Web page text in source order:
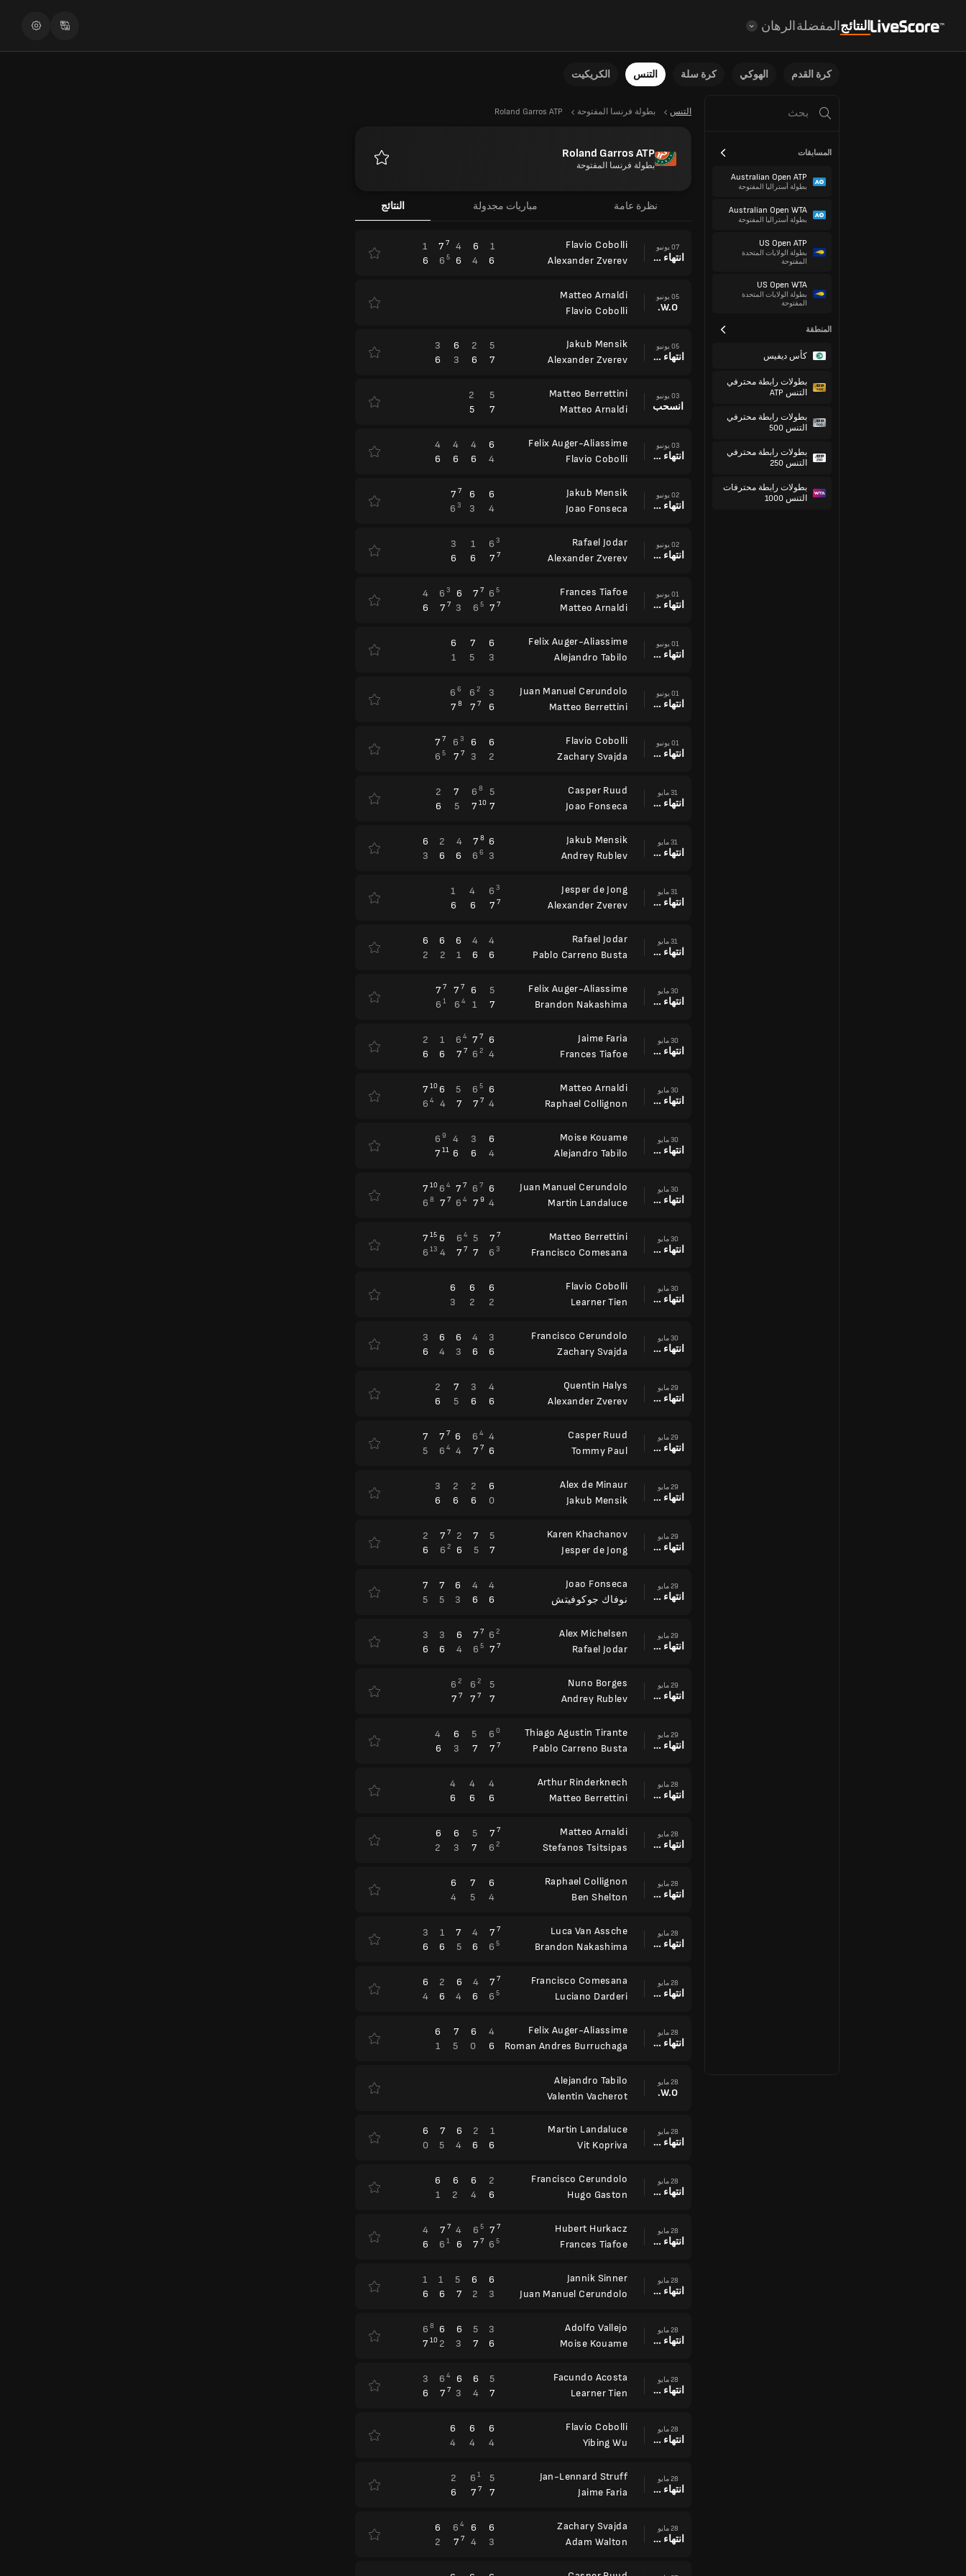
النتائجالمفضلةالرهان
كرة القدم الهوكي كرة سلة التنس الكريكيت
المسابقات
Australian Open ATP
بطولة أستراليا المفتوحة
Australian Open WTA
بطولة أستراليا المفتوحة
US Open ATP
بطولة الولايات المتحدة
المفتوحة
US Open WTA
بطولة الولايات المتحدة
المفتوحة
المنطقة
كأس ديفيس
بطولات رابطة محترفي
التنس ATP
بطولات رابطة محترفي
التنس 500
بطولات رابطة محترفي
التنس 250
بطولات رابطة محترفات
التنس 1000
التنس بطولة فرنسا المفتوحة Roland Garros ATP
Roland Garros ATP
بطولة فرنسا المفتوحة
نظرة عامة مباريات مجدولة النتائج
07 يونيو
انتهاء وقت المباراة
Flavio Cobolli
Alexander Zverev
1
6
4
7 7
1
6
4
6
6 5
6
05 يونيو
W.O.
Matteo Arnaldi
Flavio Cobolli
05 يونيو
انتهاء وقت المباراة
Jakub Mensik
Alexander Zverev
5
2
6
3
7
6
3
6
03 يونيو
انسحب
Matteo Berrettini
Matteo Arnaldi
5
2
7
5
03 يونيو
انتهاء وقت المباراة
Felix Auger-Aliassime
Flavio Cobolli
6
4
4
4
4
6
6
6
02 يونيو
انتهاء وقت المباراة
Jakub Mensik
Joao Fonseca
6
6
7 7
4
3
6 3
02 يونيو
انتهاء وقت المباراة
Rafael Jodar
Alexander Zverev
6 3
1
3
7 7
6
6
01 يونيو
انتهاء وقت المباراة
Frances Tiafoe
Matteo Arnaldi
6 5
7 7
6
6 3
4
7 7
6 5
3
7 7
6
01 يونيو
انتهاء وقت المباراة
Felix Auger-Aliassime
Alejandro Tabilo
6
7
6
3
5
1
01 يونيو
انتهاء وقت المباراة
Juan Manuel Cerundolo
Matteo Berrettini
3
6 2
6 6
6
7 7
7 8
01 يونيو
انتهاء وقت المباراة
Flavio Cobolli
Zachary Svajda
6
6
6 3
7 7
2
3
7 7
6 5
31 مايو
انتهاء وقت المباراة
Casper Ruud
Joao Fonseca
5
6 8
7
2
7
7 10
5
6
31 مايو
انتهاء وقت المباراة
Jakub Mensik
Andrey Rublev
6
7 8
4
2
6
3
6 6
6
6
3
31 مايو
انتهاء وقت المباراة
Jesper de Jong
Alexander Zverev
6 3
4
1
7 7
6
6
31 مايو
انتهاء وقت المباراة
Rafael Jodar
Pablo Carreno Busta
4
4
6
6
6
6
6
1
2
2
30 مايو
انتهاء وقت المباراة
Felix Auger-Aliassime
Brandon Nakashima
5
6
7 7
7 7
7
1
6 4
6 1
30 مايو
انتهاء وقت المباراة
Jaime Faria
Frances Tiafoe
6
7 7
6 4
1
2
4
6 2
7 7
6
6
30 مايو
انتهاء وقت المباراة
Matteo Arnaldi
Raphael Collignon
6
6 5
5
6
7 10
4
7 7
7
4
6 4
30 مايو
انتهاء وقت المباراة
Moise Kouame
Alejandro Tabilo
6
3
4
6 9
4
6
6
7 11
30 مايو
انتهاء وقت المباراة
Juan Manuel Cerundolo
Martin Landaluce
6
6 7
7 7
6 4
7 10
4
7 9
6 4
7 7
6 8
30 مايو
انتهاء وقت المباراة
Matteo Berrettini
Francisco Comesana
7 7
5
6 4
6
7 15
6 3
7
7 7
4
6 13
30 مايو
انتهاء وقت المباراة
Flavio Cobolli
Learner Tien
6
6
6
2
2
3
30 مايو
انتهاء وقت المباراة
Francisco Cerundolo
Zachary Svajda
3
4
6
6
3
6
6
3
4
6
29 مايو
انتهاء وقت المباراة
Quentin Halys
Alexander Zverev
4
3
7
2
6
6
5
6
29 مايو
انتهاء وقت المباراة
Casper Ruud
Tommy Paul
4
6 4
6
7 7
7
6
7 7
4
6 4
5
29 مايو
انتهاء وقت المباراة
Alex de Minaur
Jakub Mensik
6
2
2
3
0
6
6
6
29 مايو
انتهاء وقت المباراة
Karen Khachanov
Jesper de Jong
5
7
2
7 7
2
7
5
6
6 2
6
29 مايو
انتهاء وقت المباراة
Joao Fonseca
نوفاك جوكوفيتش
4
4
6
7
7
6
6
3
5
5
29 مايو
انتهاء وقت المباراة
Alex Michelsen
Rafael Jodar
6 2
7 7
6
3
3
7 7
6 5
4
6
6
29 مايو
انتهاء وقت المباراة
Nuno Borges
Andrey Rublev
5
6 2
6 2
7
7 7
7 7
29 مايو
انتهاء وقت المباراة
Thiago Agustin Tirante
Pablo Carreno Busta
6 0
5
6
4
7 7
7
3
6
28 مايو
انتهاء وقت المباراة
Arthur Rinderknech
Matteo Berrettini
4
4
4
6
6
6
28 مايو
انتهاء وقت المباراة
Matteo Arnaldi
Stefanos Tsitsipas
7 7
5
6
6
6 2
7
3
2
28 مايو
انتهاء وقت المباراة
Raphael Collignon
Ben Shelton
6
7
6
4
5
4
28 مايو
انتهاء وقت المباراة
Luca Van Assche
Brandon Nakashima
7 7
4
7
1
3
6 5
6
5
6
6
28 مايو
انتهاء وقت المباراة
Francisco Comesana
Luciano Darderi
7 7
4
6
2
6
6 5
6
4
6
4
28 مايو
انتهاء وقت المباراة
Felix Auger-Aliassime
Roman Andres Burruchaga
4
6
7
6
6
0
5
1
28 مايو
W.O.
Alejandro Tabilo
Valentin Vacherot
28 مايو
انتهاء وقت المباراة
Martin Landaluce
Vit Kopriva
1
2
6
7
6
6
6
4
5
0
28 مايو
انتهاء وقت المباراة
Francisco Cerundolo
Hugo Gaston
2
6
6
6
6
4
2
1
28 مايو
انتهاء وقت المباراة
Hubert Hurkacz
Frances Tiafoe
7 7
6 5
4
7 7
4
6 5
7 7
6
6 1
6
28 مايو
انتهاء وقت المباراة
Jannik Sinner
Juan Manuel Cerundolo
6
6
5
1
1
3
2
7
6
6
28 مايو
انتهاء وقت المباراة
Adolfo Vallejo
Moise Kouame
3
5
6
6
6 8
6
7
3
2
7 10
28 مايو
انتهاء وقت المباراة
Facundo Acosta
Learner Tien
5
6
6
6 4
3
7
4
3
7 7
6
28 مايو
انتهاء وقت المباراة
Flavio Cobolli
Yibing Wu
6
6
6
4
4
4
28 مايو
انتهاء وقت المباراة
Jan-Lennard Struff
Jaime Faria
5
6 1
2
7
7 7
6
28 مايو
انتهاء وقت المباراة
Zachary Svajda
Adam Walton
6
6
6 4
6
3
4
7 7
2